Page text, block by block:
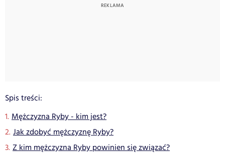
Spis treści:
Mężczyzna Ryby - kim jest?
Jak zdobyć mężczyznę Ryby?
Z kim mężczyzna Ryby powinien się związać?